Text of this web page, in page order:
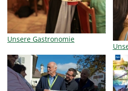
Unsere Gastronomie